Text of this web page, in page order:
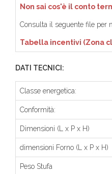
Non sai cos'è il conto
Consulta il seguente file per
Tabella incentivi (Zona
DATI TECNICI:
Classe energetica:
Conformità:
Dimensioni (L x P x H)
dimensioni Forno (L x P x H)
Peso Stufa